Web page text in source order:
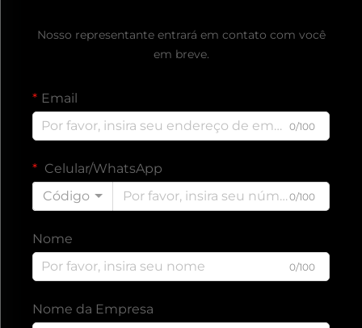
Nosso representante entrará em contato com você
em breve.
Email
0/100
Celular/WhatsApp
Código
0/100
Nome
0/100
Nome da Empresa